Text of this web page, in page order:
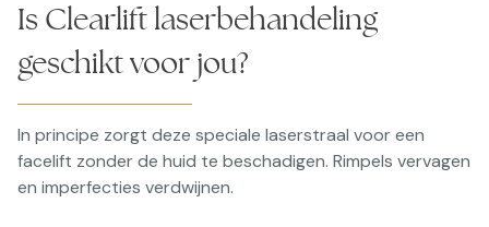
Is Clearlift laserbehandeling
geschikt voor jou?
In principe zorgt deze speciale laserstraal voor een
facelift zonder de huid te beschadigen. Rimpels vervagen
en imperfecties verdwijnen.